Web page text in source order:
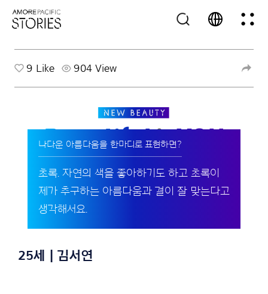
9 Like 904 View
나다운 아름다움을 한마디로 표현하면?
초록. 자연의 색을 좋아하기도 하고 초록이
제가 추구하는 아름다움과 결이 잘 맞는다고
생각해서요.
25세 | 김서연